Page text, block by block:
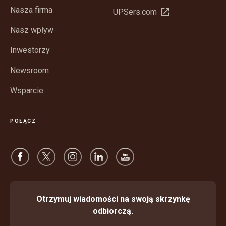
Nasza firma
Nasz wpływ
Inwestorzy
Newsroom
Wsparcie
nowym
UPSers.com Otwórz
POŁĄCZ
Otrzymuj wiadomości na swoją skrzynkę
odbiorczą.